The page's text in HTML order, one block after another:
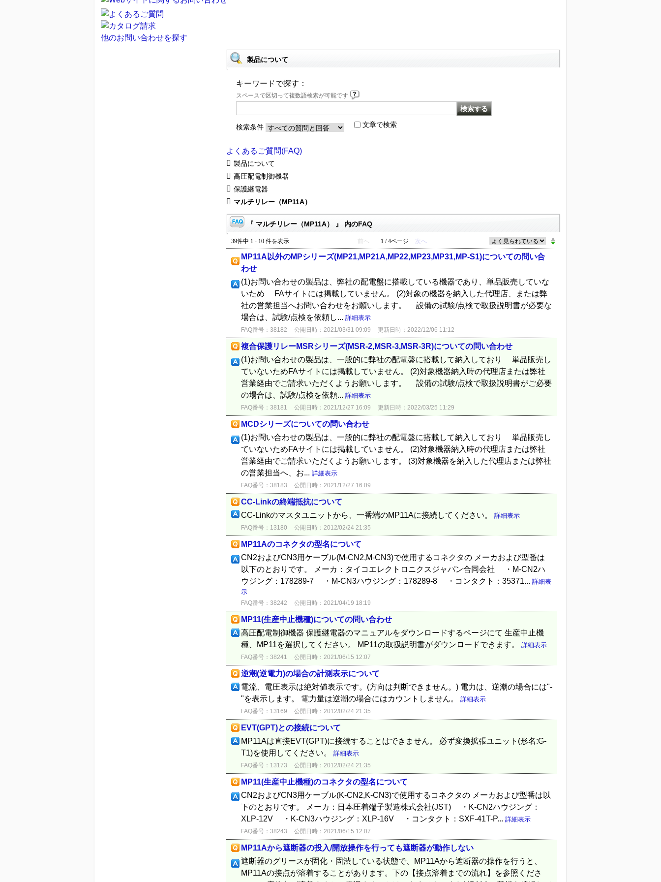
他のお問い合わせを探す
製品について
キーワードで探す：
スペースで区切って複数語検索が可能です
検索条件 文章で検索
よくあるご質問(FAQ)
製品について
高圧配電制御機器
保護継電器
マルチリレー（MP11A）
『 マルチリレー（MP11A） 』 内のFAQ
39件中 1 - 10 件を表示 前へ 1 / 4ページ 次へ
MP11A以外のMPシリーズ(MP21,MP21A,MP22,MP23,MP31,MP-S1)についての問い合
わせ
(1)お問い合わせの製品は、弊社の配電盤に搭載している機器であり、単品販売していな
いため FAサイトには掲載していません。 (2)対象の機器を納入した代理店、または弊
社の営業担当へお問い合わせをお願いします。 設備の試験/点検で取扱説明書が必要な
場合は、試験/点検を依頼し... 詳細表示
FAQ番号：38182 公開日時：2021/03/31 09:09 更新日時：2022/12/06 11:12
複合保護リレーMSRシリーズ(MSR-2,MSR-3,MSR-3R)についての問い合わせ
(1)お問い合わせの製品は、一般的に弊社の配電盤に搭載して納入しており 単品販売し
ていないためFAサイトには掲載していません。 (2)対象機器納入時の代理店または弊社
営業経由でご請求いただくようお願いします。 設備の試験/点検で取扱説明書がご必要
の場合は、試験/点検を依頼... 詳細表示
FAQ番号：38181 公開日時：2021/12/27 16:09 更新日時：2022/03/25 11:29
MCDシリーズについての問い合わせ
(1)お問い合わせの製品は、一般的に弊社の配電盤に搭載して納入しており 単品販売し
ていないためFAサイトには掲載していません。 (2)対象機器納入時の代理店または弊社
営業経由でご請求いただくようお願いします。 (3)対象機器を納入した代理店または弊社
の営業担当へ、お... 詳細表示
FAQ番号：38183 公開日時：2021/12/27 16:09
CC-Linkの終端抵抗について
CC-Linkのマスタユニットから、一番端のMP11Aに接続してください。 詳細表示
FAQ番号：13180 公開日時：2012/02/24 21:35
MP11Aのコネクタの型名について
CN2およびCN3用ケーブル(M-CN2,M-CN3)で使用するコネクタの メーカおよび型番は
以下のとおりです。 メーカ：タイコエレクトロニクスジャパン合同会社 ・M-CN2ハ
ウジング：178289-7 ・M-CN3ハウジング：178289-8 ・コンタクト：35371... 詳細表
示
FAQ番号：38242 公開日時：2021/04/19 18:19
MP11(生産中止機種)についての問い合わせ
高圧配電制御機器 保護継電器のマニュアルをダウンロードするページにて 生産中止機
種、MP11を選択してください。 MP11の取扱説明書がダウンロードできます。 詳細表示
FAQ番号：38241 公開日時：2021/06/15 12:07
逆潮(逆電力)の場合の計測表示について
電流、電圧表示は絶対値表示です。(方向は判断できません。) 電力は、逆潮の場合には"-
"を表示します。 電力量は逆潮の場合にはカウントしません。 詳細表示
FAQ番号：13169 公開日時：2012/02/24 21:35
EVT(GPT)との接続について
MP11Aは直接EVT(GPT)に接続することはできません。 必ず変換拡張ユニット(形名:G-
T1)を使用してください。 詳細表示
FAQ番号：13173 公開日時：2012/02/24 21:35
MP11(生産中止機種)のコネクタの型名について
CN2およびCN3用ケーブル(K-CN2,K-CN3)で使用するコネクタの メーカおよび型番は以
下のとおりです。 メーカ：日本圧着端子製造株式会社(JST) ・K-CN2ハウジング：
XLP-12V ・K-CN3ハウジング：XLP-16V ・コンタクト：SXF-41T-P... 詳細表示
FAQ番号：38243 公開日時：2021/06/15 12:07
MP11Aから遮断器の投入/開放操作を行っても遮断器が動作しない
遮断器のグリースが固化・固渋している状態で、MP11Aから遮断器の操作を行うと、
MP11Aの接点が溶着することがあります。下の【接点溶着までの流れ】を参照くださ